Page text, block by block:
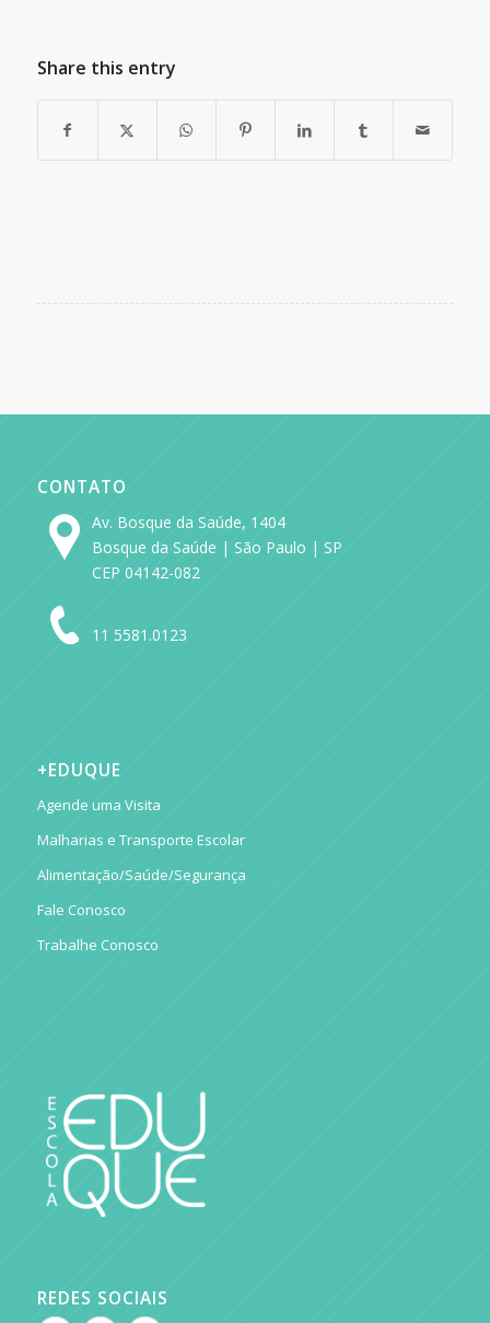
Share this entry
CONTATO
Av. Bosque da Saúde, 1404
Bosque da Saúde | São Paulo | SP
CEP 04142-082
11 5581.0123
+EDUQUE
Agende uma Visita
Malharias e Transporte Escolar
Alimentação/Saúde/Segurança
Fale Conosco
Trabalhe Conosco
REDES SOCIAIS